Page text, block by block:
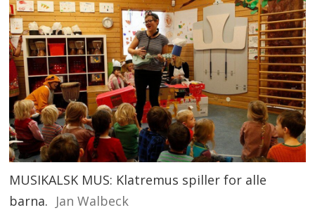
MUSIKALSK MUS: Klatremus spiller for alle
barna. Jan Walbeck